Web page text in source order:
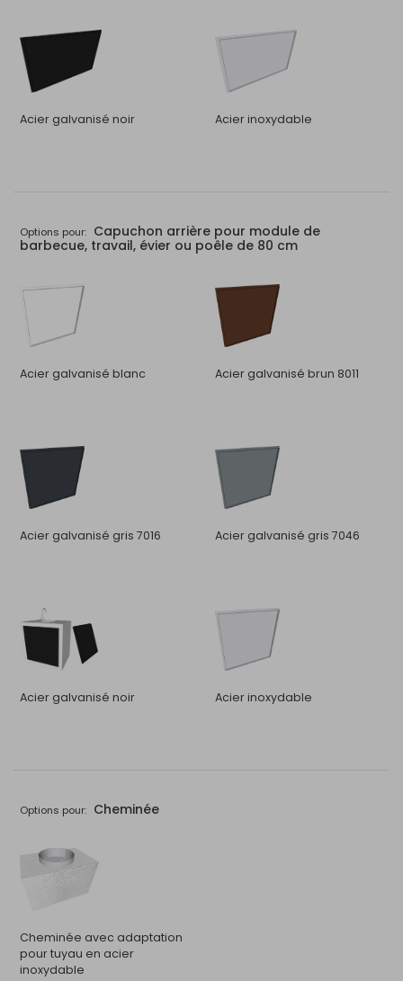
Acier galvanisé noir Acier inoxydable
Options pour: Capuchon arrière pour module de
barbecue, travail, évier ou poêle de 80 cm
Acier galvanisé blanc Acier galvanisé brun 8011
Acier galvanisé gris 7016 Acier galvanisé gris 7046
Acier galvanisé noir Acier inoxydable
Options pour: Cheminée
Cheminée avec adaptation
pour tuyau en acier
inoxydable